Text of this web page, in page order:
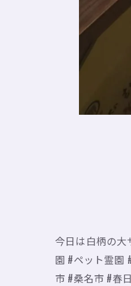
今日は白柄の大
園 #ペット霊園
市 #桑名市 #春